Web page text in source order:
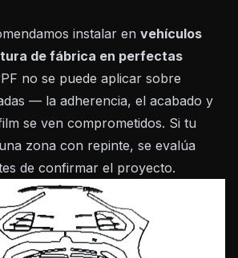
instalar en vehículos
de fábrica en perfectas
no se puede aplicar sobre
— la adherencia, el acabado y
se ven comprometidos. Si tu
zona con repinte, se evalúa
de confirmar el proyecto.